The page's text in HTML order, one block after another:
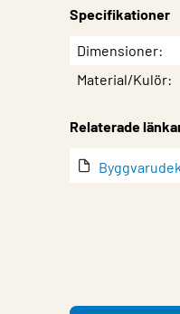
Specifikationer
EgenskapVärde
Dimensioner
Material/Kulör
Relaterade